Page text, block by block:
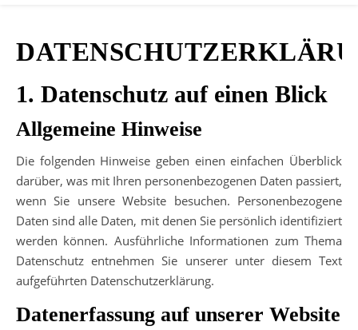
1. Datenschutz auf einen Blick
Allgemeine Hinweise
Die folgenden Hinweise geben einen einfachen Überblick
darüber, was mit Ihren personenbezogenen Daten passiert,
wenn Sie unsere Website besuchen. Personenbezogene
Daten sind alle Daten, mit denen Sie persönlich identifiziert
werden können. Ausführliche Informationen zum Thema
Datenschutz entnehmen Sie unserer unter diesem Text
aufgeführten Datenschutzerklärung.
Datenerfassung auf unserer Website